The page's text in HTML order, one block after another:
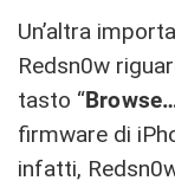
Un’altra
Redsn0w
tasto “
firmware di
infatti,